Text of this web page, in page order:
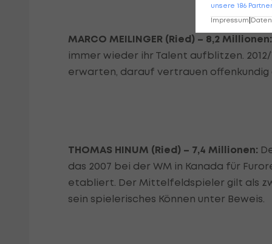
MARCO MEILINGER (Ried) – 8,2 Millionen:
immer wieder ihr Talent aufblitzen.
erwarten, darauf vertrauen offenkundig
THOMAS HINUM (Ried) – 7,4 Millionen:
das 2007 bei der WM in Kanada für
etabliert. Der Mittelfeldspieler gilt als
sein spielerisches Können unter Beweis.
unsere 186 Partner
Impressum|